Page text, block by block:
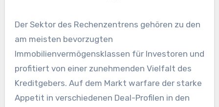
Der Sektor des Rechenzentrens gehören zu den
am meisten bevorzugten
Immobilienvermögensklassen für Investoren und
profitiert von einer zunehmenden Vielfalt des
Kreditgebers. Auf dem Markt warfare der starke
Appetit in verschiedenen Deal-Profilen in den